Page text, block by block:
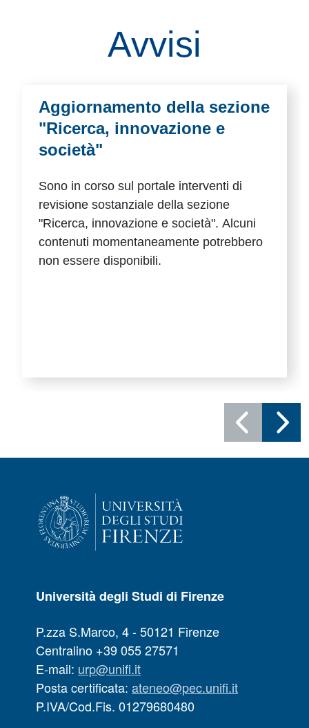
Avvisi
Aggiornamento della sezione
"Ricerca, innovazione e
società"
Sono in corso sul portale interventi di
revisione sostanziale della sezione
"Ricerca, innovazione e società". Alcuni
contenuti momentaneamente potrebbero
non essere disponibili.
Università degli Studi di Firenze
P.zza S.Marco, 4 - 50121 Firenze
Centralino +39 055 27571
E-mail: urp@unifi.it
Posta certificata: ateneo@pec.unifi.it
P.IVA/Cod.Fis. 01279680480